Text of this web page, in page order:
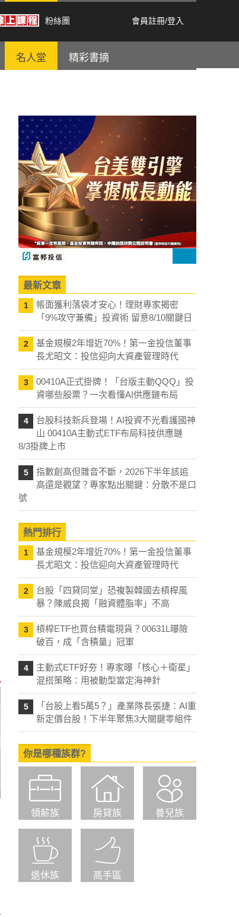
粉絲團 會員註冊/登入
名人堂 精彩書摘
最新文章
1
帳面獲利落袋才安心！理財專家揭密
「9%攻守兼備」投資術 留意8/10關鍵日
2
基金規模2年增近70%！第一金投信董事
長尤昭文：投信迎向大資產管理時代
3
00410A正式掛牌！「台版主動QQQ」投
資哪些股票？一次看懂AI供應鏈布局
4
台股科技新兵登場！AI投資不光看護國神
山 00410A主動式ETF布局科技供應鏈
8/3掛牌上市
5
指數創高但雜音不斷，2026下半年該追
高還是觀望？專家點出關鍵：分散不是口
號
熱門排行
1
基金規模2年增近70%！第一金投信董事
長尤昭文：投信迎向大資產管理時代
2
台股「四貸同堂」恐複製韓國去槓桿風
暴？陳威良揭「融資體脂率」不高
3
槓桿ETF也買台積電現貨？00631L曝險
破百，成「含積量」冠軍
4
主動式ETF好夯！專家曝「核心＋衛星」
混搭策略：用被動型當定海神針
5
「台股上看5萬5？」產業隊長張捷：AI重
新定價台股！下半年聚焦3大關鍵零組件
你是哪種族群?
領薪族 房貸族 養兒族
退休族 高手區